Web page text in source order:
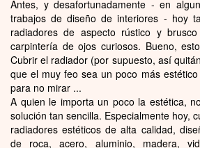
Antes, y desafortunadamente - en
trabajos de diseño de interiores - hoy
radiadores de aspecto rústico y
carpintería de ojos curiosos. Bueno,
Cubrir el radiador (por supuesto, así
que el muy feo sea un poco más
para no mirar ...
A quien le importa un poco la estética,
solución tan sencilla. Especialmente hoy,
radiadores estéticos de alta calidad,
de roca, acero, aluminio, madera,